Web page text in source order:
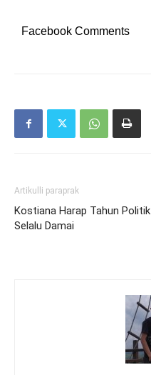
Facebook Comments
Artikulli paraprak
Kostiana Harap Tahun Politik
Selalu Damai